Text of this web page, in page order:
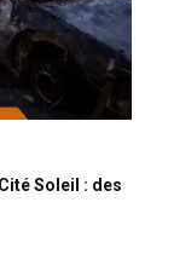
Soleil : des